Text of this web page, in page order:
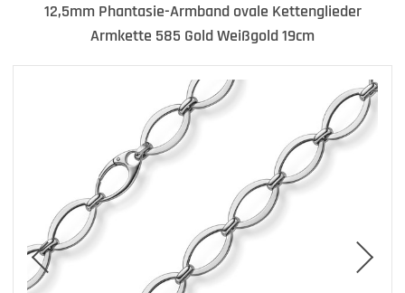
12,5mm Phantasie-Armband ovale Kettenglieder
Armkette 585 Gold Weißgold 19cm